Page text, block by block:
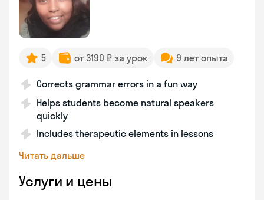
5 от 3190 ₽ за урок 9 лет опыта
Corrects grammar errors in a fun way
Helps students become natural speakers
quickly
Includes therapeutic elements in lessons
Читать дальше
Услуги и цены